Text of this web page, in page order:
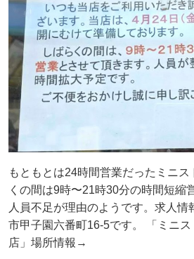
もともとは24時間営業だったミニ
くの間は9時〜21時30分の時間短縮
人員不足が理由のようです。求人情
市甲子園六番町16-5です。 「ミニ
店」場所情報→